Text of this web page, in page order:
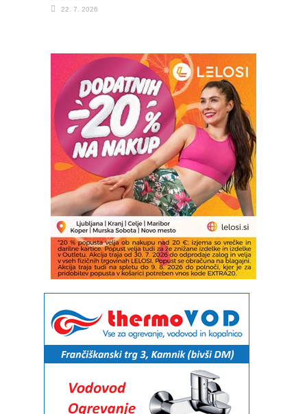
22. 7. 2026